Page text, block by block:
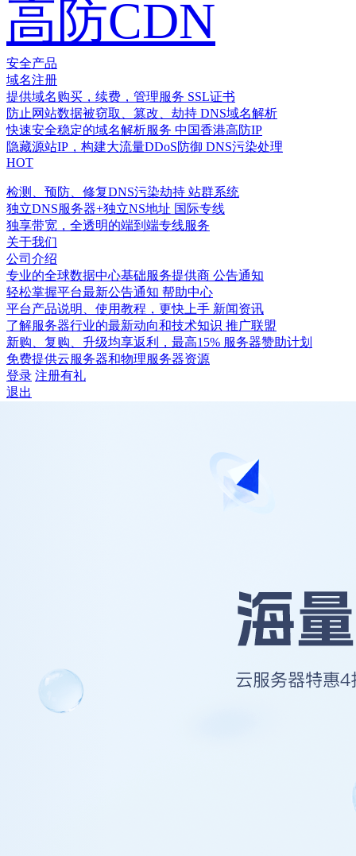
高防CDN
安全产品
域名注册
提供域名购买，续费，管理服务 SSL证书
防止网站数据被窃取、篡改、劫持 DNS域名解析
快速安全稳定的域名解析服务 中国香港高防IP
隐藏源站IP，构建大流量DDoS防御 DNS污染处理
HOT
检测、预防、修复DNS污染劫持 站群系统
独立DNS服务器+独立NS地址 国际专线
独享带宽，全透明的端到端专线服务
关于我们
公司介绍
专业的全球数据中心基础服务提供商 公告通知
轻松掌握平台最新公告通知 帮助中心
平台产品说明、使用教程，更快上手 新闻资讯
了解服务器行业的最新动向和技术知识 推广联盟
新购、复购、升级均享返利，最高15% 服务器赞助计划
免费提供云服务器和物理服务器资源
登录 注册有礼
退出